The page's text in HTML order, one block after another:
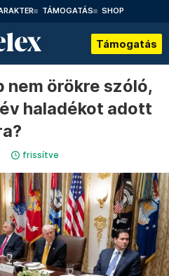
TÁMOGATÁS SHOP
Támogatás
nem örökre szóló,
haladékot adott
frissítve